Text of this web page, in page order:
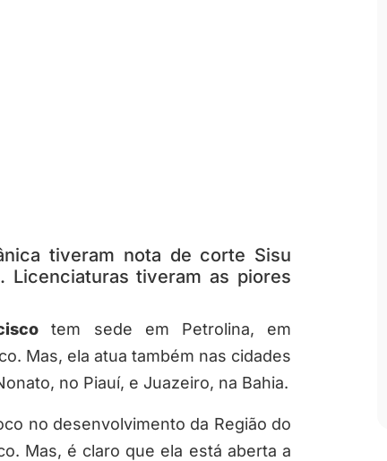
tiveram nota de corte Sisu
Licenciaturas tiveram as piores
tem sede em Petrolina, em
Mas, ela atua também nas cidades
no Piauí, e Juazeiro, na Bahia.
no desenvolvimento da Região do
Mas, é claro que ela está aberta a